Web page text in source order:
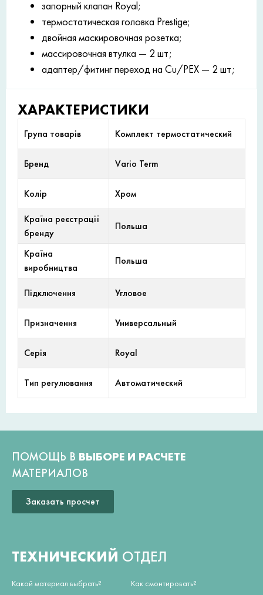
запорный клапан Royal;
термостатическая головка Prestige;
двойная маскировочная розетка;
массировочная втулка — 2 шт;
адаптер/фитинг переход на Cu/PEX — 2 шт;
ХАРАКТЕРИСТИКИ
Група товарів Комплект термостатический
Бренд Vario Term
Колір Хром
Країна реєстрації
бренду
Польша
Країна
виробництва
Польша
Підключення Угловое
Призначення Универсальный
Серія Royal
Тип регулювання Автоматический
ПОМОЩЬ В ВЫБОРЕ И РАСЧЕТЕ
МАТЕРИАЛОВ
Заказать просчет
ТЕХНИЧЕСКИЙ ОТДЕЛ
Какой материал выбрать?
Как смонтировать?